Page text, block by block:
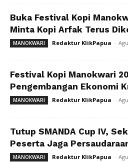
Buka Festival Kopi
Minta Kopi Arfak Terus
MANOKWARI Redaktur KlikPapua -
Festival Kopi Manokwari
Pengembangan Ekonomi
MANOKWARI Redaktur KlikPapua -
Tutup SMANDA Cup IV,
Peserta Jaga
MANOKWARI Redaktur KlikPapua -